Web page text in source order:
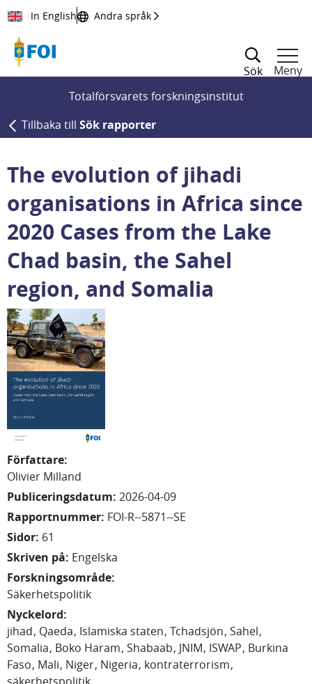
Till innehållet
In English Andra språk
Sök
Meny
Totalförsvarets forskningsinstitut
Tillbaka till Sök rapporter
The evolution of jihadi
organisations in Africa since
2020 Cases from the Lake
Chad basin, the Sahel
region, and Somalia
Författare:
Olivier Milland
Publiceringsdatum: 2026-04-09
Rapportnummer: FOI-R--5871--SE
Sidor: 61
Skriven på: Engelska
Forskningsområde:
Säkerhetspolitik
Nyckelord:
jihad Qaeda Islamiska staten Tchadsjön Sahel
Somalia Boko Haram Shabaab JNIM ISWAP Burkina
Faso Mali Niger Nigeria kontraterrorism